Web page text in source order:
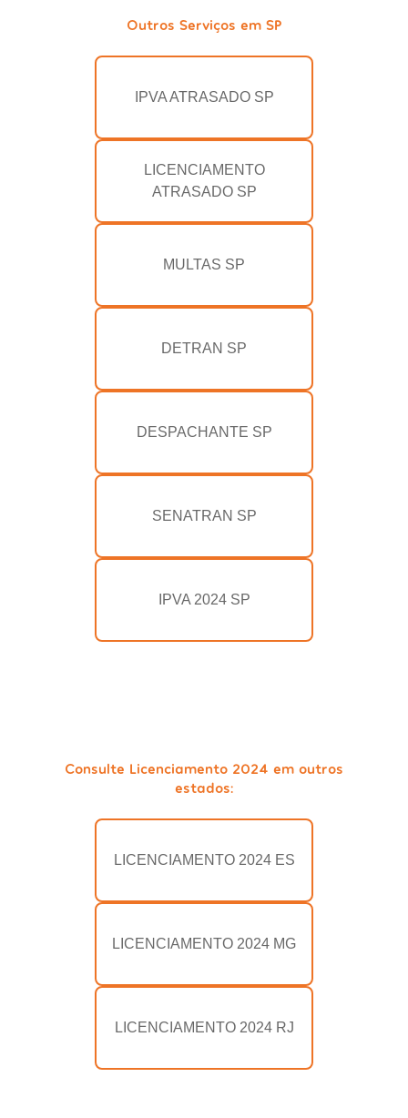
Outros Serviços em SP
IPVA ATRASADO SP
LICENCIAMENTO
ATRASADO SP
MULTAS SP
DETRAN SP
DESPACHANTE SP
SENATRAN SP
IPVA 2024 SP
Consulte Licenciamento 2024 em outros
estados:
LICENCIAMENTO 2024 ES
LICENCIAMENTO 2024 MG
LICENCIAMENTO 2024 RJ